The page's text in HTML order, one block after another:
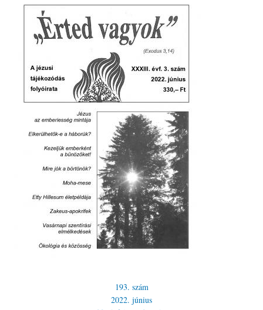
193. szám
2022. június